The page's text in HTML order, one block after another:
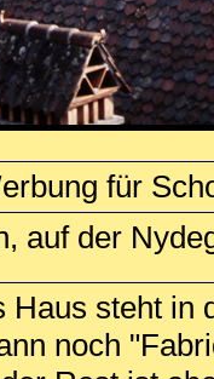
für
auf der
Haus steht in
noch